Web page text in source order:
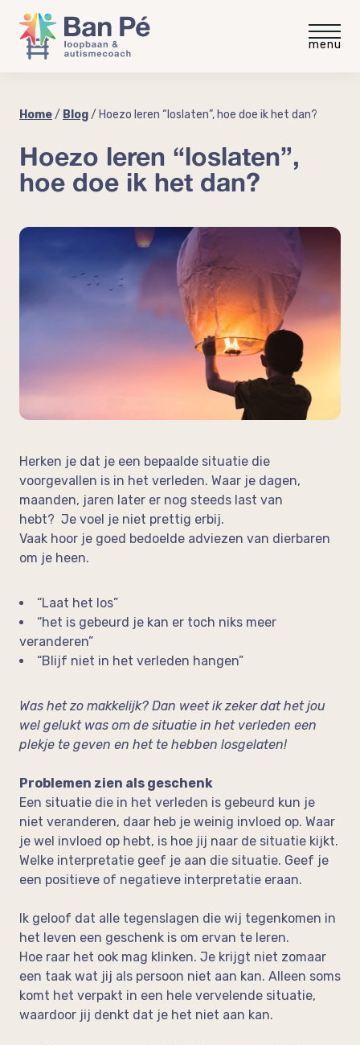
Gratis intakegesprek
Autisme en neurodiversiteit
Welke baan past bij mij?
Voor werkgevers
Autisme op de werkvloer
Coaching voor medewerkers
Praktische workshop neurodiversiteit
Over Ban Pé
Neem vrijblijvend contact op!
Home/ Blog/ Hoezo leren “loslaten”, hoe doe ik het dan?
Hoezo leren “loslaten”,
hoe doe ik het dan?
Herken je dat je een bepaalde situatie die
voorgevallen is in het verleden. Waar je dagen,
maanden, jaren later er nog steeds last van
hebt? Je voel je niet prettig erbij.
Vaak hoor je goed bedoelde adviezen van dierbaren
om je heen.
“Laat het los”
“het is gebeurd je kan er toch niks meer
veranderen”
“Blijf niet in het verleden hangen”
Was het zo makkelijk? Dan weet ik zeker dat het jou
wel gelukt was om de situatie in het verleden een
plekje te geven en het te hebben losgelaten!
Problemen zien als geschenk
Een situatie die in het verleden is gebeurd kun je
niet veranderen, daar heb je weinig invloed op. Waar
je wel invloed op hebt, is hoe jij naar de situatie kijkt.
Welke interpretatie geef je aan die situatie. Geef je
een positieve of negatieve interpretatie eraan.
Ik geloof dat alle tegenslagen die wij tegenkomen in
het leven een geschenk is om ervan te leren.
Hoe raar het ook mag klinken. Je krijgt niet zomaar
een taak wat jij als persoon niet aan kan. Alleen soms
komt het verpakt in een hele vervelende situatie,
waardoor jij denkt dat je het niet aan kan.